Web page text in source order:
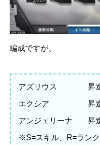
編成ですが、
アズリウス 昇進2
エクシア 昇進2
アンジェリーナ 昇
※S=スキル、R=ランク